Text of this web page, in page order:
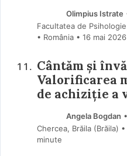
Olimpius Istrate
Facultatea de
• România
16 mai 2026
Cântăm și
Valorificarea
de achiziție a
Angela Bogdan
Chercea, Brăila (Brăila) •
minute